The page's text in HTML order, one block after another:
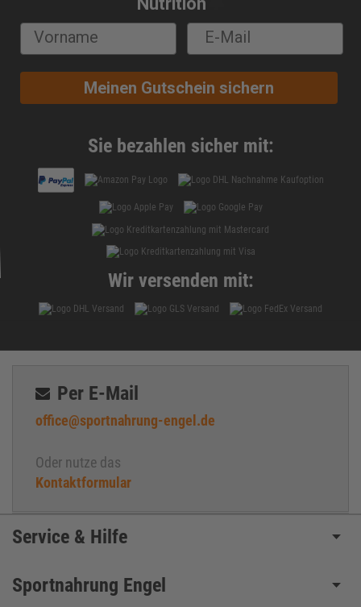
Meinen Gutschein sichern
Sie bezahlen sicher mit:
Wir versenden mit:
Per E-Mail
office@sportnahrung-engel.de
Oder nutze das
Kontaktformular
Service & Hilfe
Sportnahrung Engel